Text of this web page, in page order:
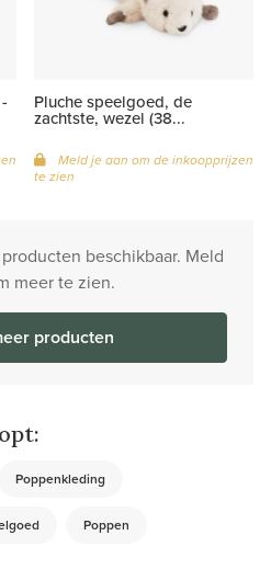
Pluche speelgoed, de
zachtste, wezel (38...
Meld je aan om de inkoopprijzen
te zien
beschikbaar. Meld
meer te zien.
producten
Poppenkleding
Poppen